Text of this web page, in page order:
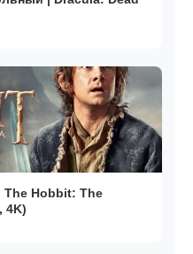
Hobbit: The
4K)